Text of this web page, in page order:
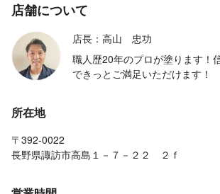
店舗について
店長：高山 忠功
職人歴20年のプロが塗ります！
できっとご満足いただけます！
所在地
〒392-0022
長野県諏訪市高島１－７－２２ ２ｆ